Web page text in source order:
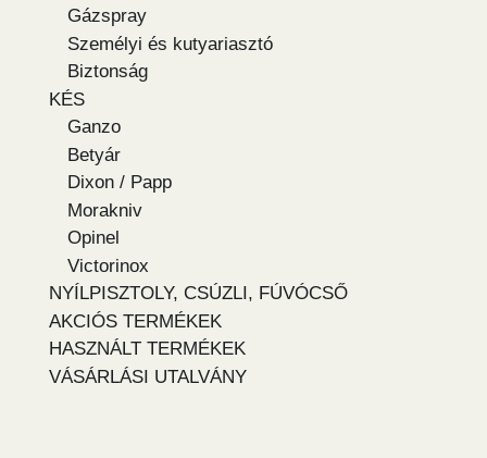
Gázspray
Személyi és kutyariasztó
Biztonság
KÉS
Ganzo
Betyár
Dixon / Papp
Morakniv
Opinel
Victorinox
NYÍLPISZTOLY, CSÚZLI, FÚVÓCSŐ
AKCIÓS TERMÉKEK
HASZNÁLT TERMÉKEK
VÁSÁRLÁSI UTALVÁNY